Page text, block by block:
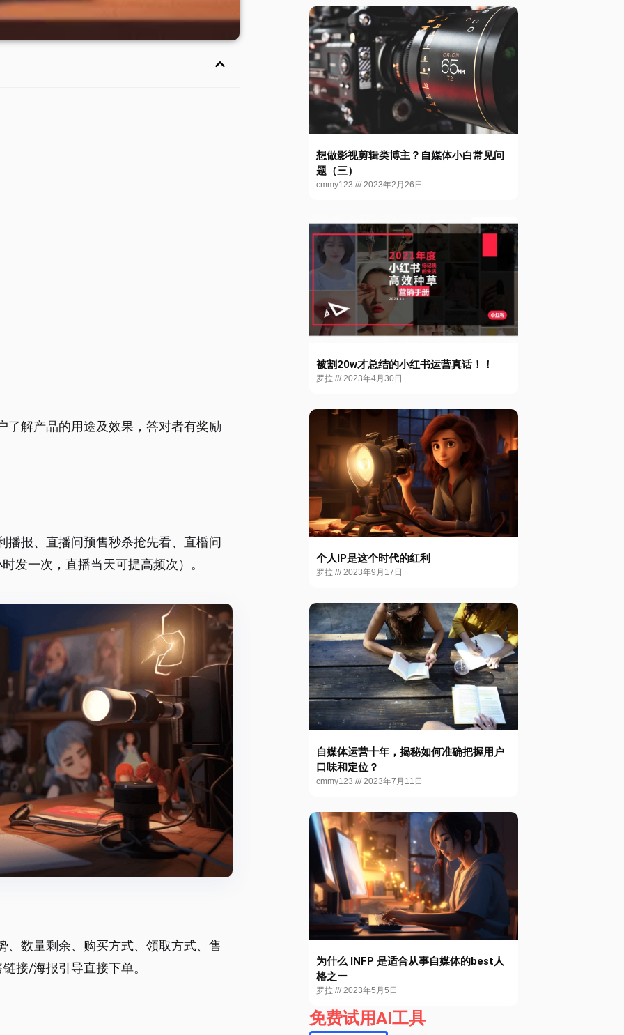
了解产品的用途及效果，答对者有奖励
播报、直播问预售秒杀抢先看、直棔问
发一次，直播当天可提高频次）。
、数量剩余、购买方式、领取方式、售
接/海报引导直接下单。
想做影视剪辑类博主？自媒体小白常见问
题（三）
cmmy123 2023年2月26日
被割20w才总结的小红书运营真话！！
罗拉 2023年4月30日
个人IP是这个时代的红利
罗拉 2023年9月17日
自媒体运营十年，揭秘如何准确把握用户
口味和定位？
cmmy123 2023年7月11日
为什么 INFP 是适合从事自媒体的best人
格之ー
罗拉 2023年5月5日
免费试用AI工具